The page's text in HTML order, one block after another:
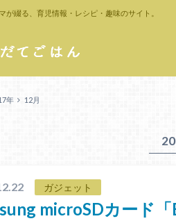
が綴る、育児情報・レシピ・趣味のサイト。
年 12月
ガジェット
microSDカード